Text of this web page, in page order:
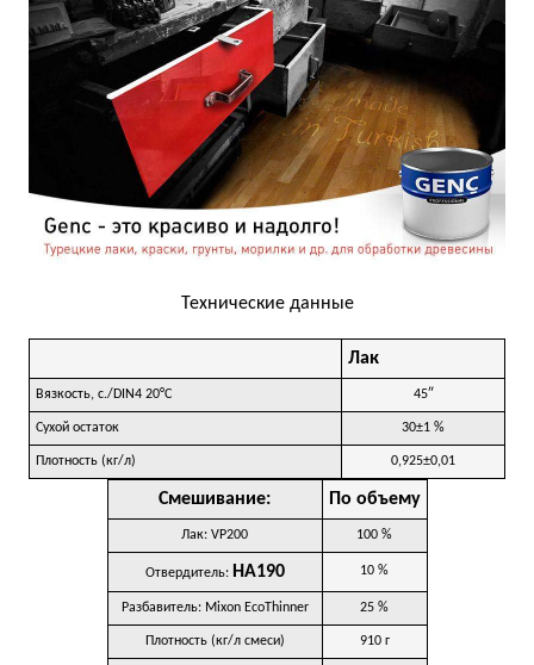
Технические данные
Лак
Вязкость, с./DIN4 20°C 45″
Сухой остаток 30±1 %
Плотность (кг/л) 0,925±0,01
Смешивание: По объему
Лак: VP200 100 %
Отвердитель: HA190 10 %
Разбавитель: Mixon EcoThinner 25 %
Плотность (кг/л смеси) 910 г